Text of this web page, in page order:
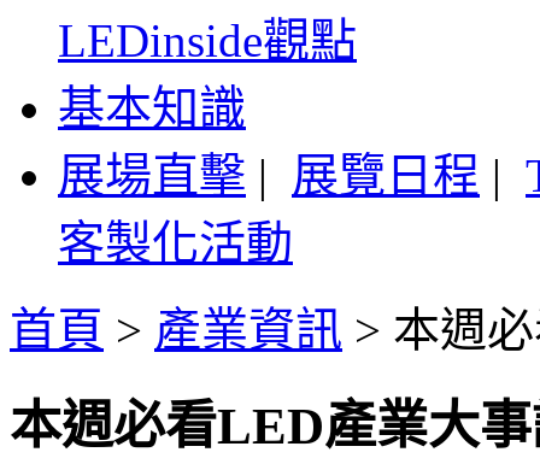
LEDinside觀點
基本知識
展場直擊 | 展覽日程 |
客製化活動
首頁 > 產業資訊 > 本週
本週必看LED產業大事